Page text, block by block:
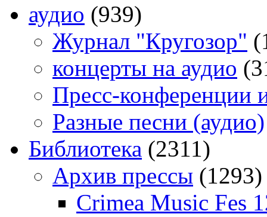
аудио (939)
Журнал "Кругозор"
концерты на аудио
Пресс-конференции
Разные песни (аудио)
Библиотека (2311)
Архив прессы (1293)
Crimea Music Fes